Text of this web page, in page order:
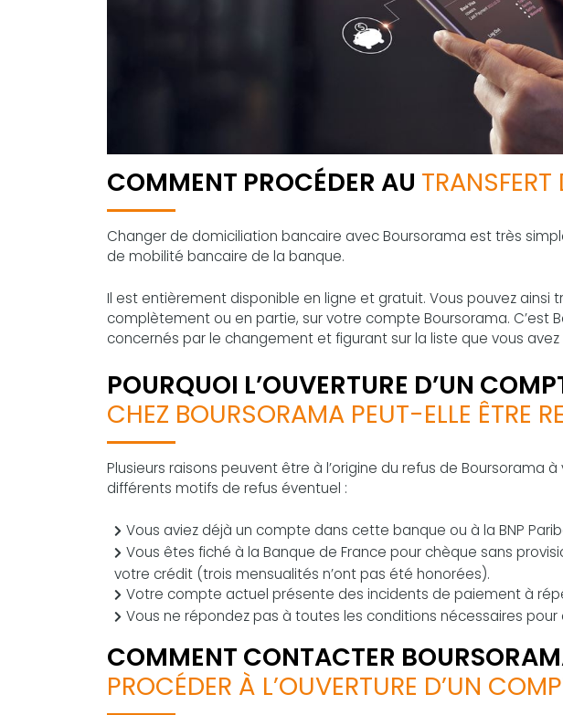
COMMENT PROCÉDER AU
Changer de domiciliation bancaire avec Boursorama est très
de mobilité bancaire de la banque.
Il est entièrement disponible en ligne et gratuit. Vous pouvez ainsi
complètement ou en partie, sur votre compte Boursorama. C’est
concernés par le changement et figurant sur la liste que vous avez
POURQUOI L’OUVERTURE D’UN
CHEZ BOURSORAMA PEUT-ELLE ÊTRE
Plusieurs raisons peuvent être à l’origine du refus de Boursorama
différents motifs de refus éventuel :
Vous aviez déjà un compte dans cette banque ou à la BNP
Vous êtes fiché à la Banque de France pour chèque sans
votre crédit (trois mensualités n’ont pas été honorées).
Votre compte actuel présente des incidents de paiement à
Vous ne répondez pas à toutes les conditions nécessaires
COMMENT CONTACTER
PROCÉDER À L’OUVERTURE D’UN